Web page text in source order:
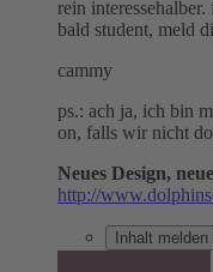
rein
bald student, meld
cammy
ps.: ach ja, ich bin
on, falls wir nicht
Neues Design,
http://
Inhalt melden